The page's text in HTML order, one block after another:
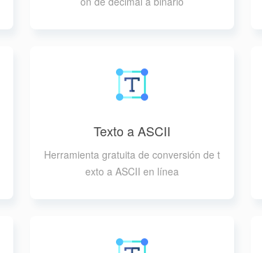
Texto a ASCII
Herramienta gratuita de conversión de t
exto a ASCII en línea